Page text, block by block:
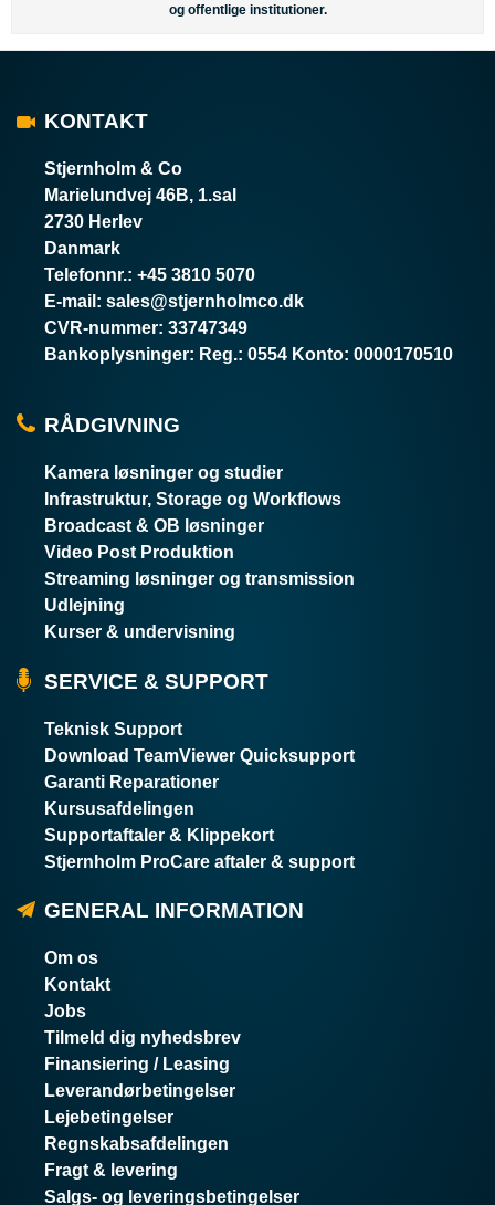
og offentlige institutioner.
KONTAKT
Stjernholm & Co
Marielundvej 46B, 1.sal
2730 Herlev
Danmark
Telefonnr.: +45 3810 5070
E-mail : sales@stjernholmco.dk
CVR-nummer: 33747349
Bankoplysninger: Reg.: 0554 Konto: 0000170510
RÅDGIVNING
Kamera løsninger og studier
Infrastruktur, Storage og Workflows
Broadcast & OB løsninger
Video Post Produktion
Streaming løsninger og transmission
Udlejning
Kurser & undervisning
SERVICE & SUPPORT
Teknisk Support
Download TeamViewer Quicksupport
Garanti Reparationer
Kursusafdelingen
Supportaftaler & Klippekort
Stjernholm ProCare aftaler & support
GENERAL INFORMATION
Om os
Kontakt
Jobs
Tilmeld dig nyhedsbrev
Finansiering / Leasing
Leverandørbetingelser
Lejebetingelser
Regnskabsafdelingen
Fragt & levering
Salgs- og leveringsbetingelser